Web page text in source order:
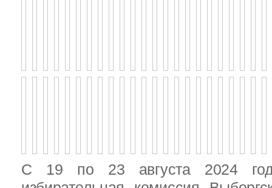
С 19 по 23 августа 2024